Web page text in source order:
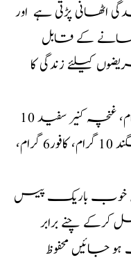
پڑتی ہے اور
کے قابل
کیلئے زندگی کا
: بیخ کنیر سفید 10 گرام، غنچہ کنیر سفید 10
گرام، تخم جوز ماثل 10 گرام، اسگند 10 گرام، کافور6 گرام،
خوب باریک پیس
کرکے چنے برابر
جائیں محفوظ